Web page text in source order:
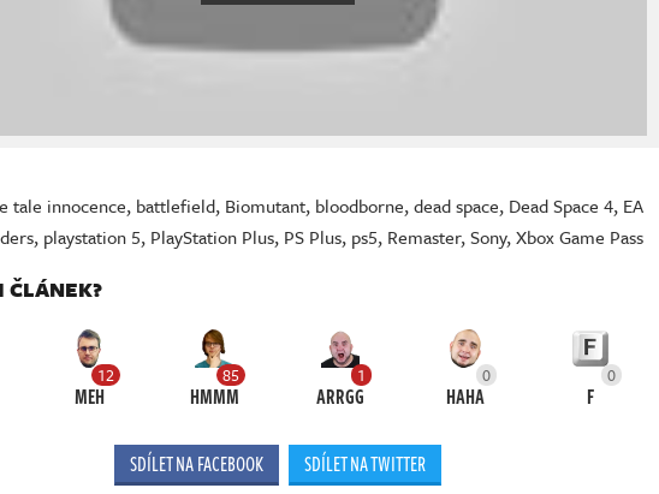
tale innocence, battlefield, Biomutant, bloodborne,dead space, Dead Space 4, EA
, playstation 5, PlayStation Plus, PS Plus, ps5, Remaster,Sony,Xbox Game Pass
ČLÁNEK?
12
MEH
85
HMMM
1
ARRGG
0
HAHA
0
F
SDÍLET NA FACEBOOK SDÍLET NA TWITTER